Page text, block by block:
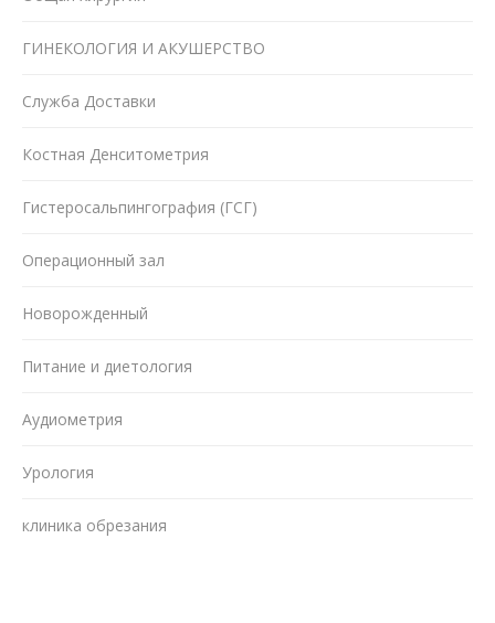
ГИНЕКОЛОГИЯ И АКУШЕРСТВО
Служба Доставки
Костная Денситометрия
Гистеросальпингография (ГСГ)
Операционный зал
Новорожденный
Питание и диетология
Аудиометрия
Урология
клиника обрезания